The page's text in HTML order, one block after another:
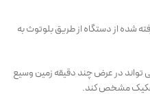
شده از دستگاه از طریق بلوتوث به
تواند در عرض چند دقیقه زمین وسیع
تفکیک مشخص کند.